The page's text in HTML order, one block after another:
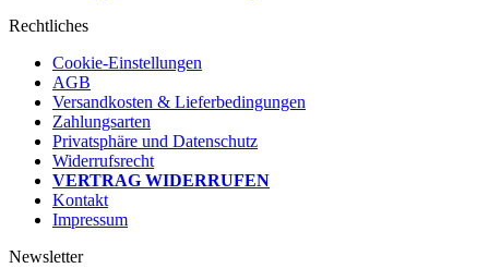
Rechtliches
Cookie-Einstellungen
AGB
Versandkosten & Lieferbedingungen
Zahlungsarten
Privatsphäre und Datenschutz
Widerrufsrecht
VERTRAG WIDERRUFEN
Kontakt
Impressum
Newsletter